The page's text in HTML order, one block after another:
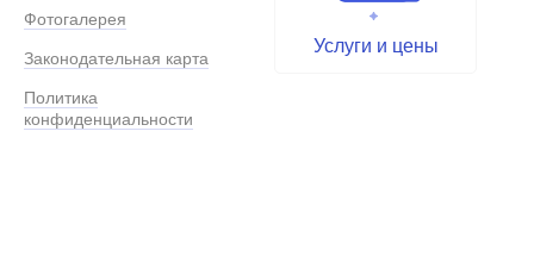
Фотогалерея
Законодательная карта
Политика
конфиденциальности
Услуги и цены